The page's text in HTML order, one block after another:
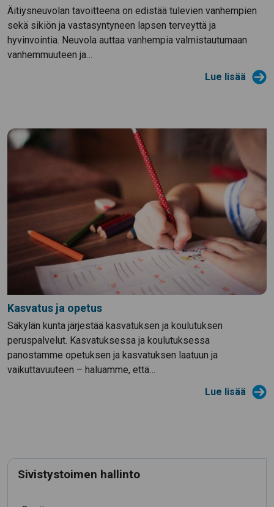
Äitiysneuvolan tavoitteena on edistää tulevien vanhempien
sekä sikiön ja vastasyntyneen lapsen terveyttä ja
hyvinvointia. Neuvola auttaa vanhempia valmistautumaan
vanhemmuuteen ja…
Lue lisää
Kasvatus ja opetus
Säkylän kunta järjestää kasvatuksen ja koulutuksen
peruspalvelut. Kasvatuksessa ja koulutuksessa
panostamme opetuksen ja kasvatuksen laatuun ja
vaikuttavuuteen – haluamme, että…
Lue lisää
Sivistystoimen hallinto